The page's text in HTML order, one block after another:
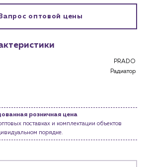
магазинам
и подрядным организациям
и теплоснабжение
оптовой цены
PRADO
Радиатор
розничная цена
поставках и комплектации объектов
порядке.